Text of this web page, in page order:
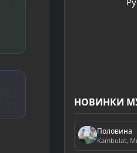
НОВИНКИ
Половина
Kambulat,